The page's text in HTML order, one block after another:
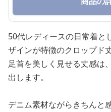
50代レディースの日常着と
ザインが特徴のクロップド
足首を美しく見せる丈感は
出します。
デニム素材ながらきちんと